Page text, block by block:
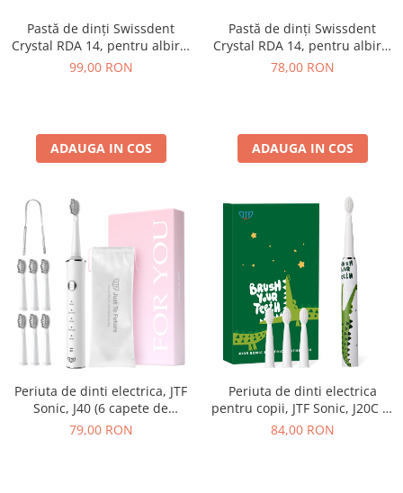
Pastă de dinți Swissdent
Crystal RDA 14, pentru albire,
reparare și remineralizare
99,00 RON
ADAUGA IN COS
Pastă de dinți Swissdent
Crystal RDA 14, pentru albire,
reparare și remineralizare 50
78,00 RON
ADAUGA IN COS
Periuta de dinti electrica, JTF
Sonic, J40 (6 capete de
periere) Alb
79,00 RON
Periuta de dinti electrica
pentru copii, JTF Sonic, J20C (4
capete de periuta, cablu de
84,00 RON